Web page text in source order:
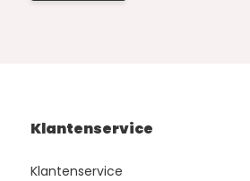
Klantenservice
Klantenservice